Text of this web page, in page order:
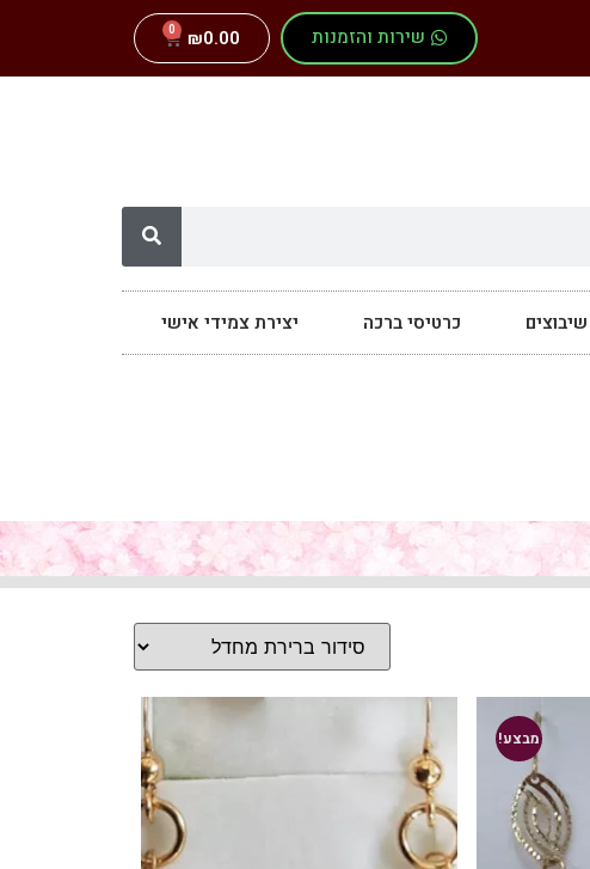
שירות והזמנות ₪0.00
0
שיבוצים כרטיסי ברכה יצירת צמידי אישי
מבצע!